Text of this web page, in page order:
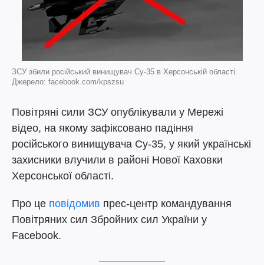
ЗСУ збили російський винищувач Су-35 в Херсонській області.
Джерело: facebook.com/kpszsu
Повітряні сили ЗСУ опублікували у Мережі
відео, на якому зафіксовано падіння
російського винищувача Су-35, у який українські
захисники влучили в районі Нової Каховки
Херсонської області.
Про це повідомив прес-центр командування
Повітряних сил Збройних сил України у
Facebook.